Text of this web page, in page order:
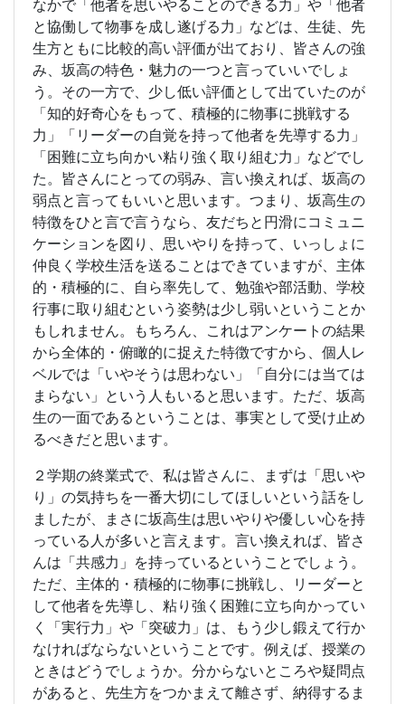
なかで「他者を思いやることのできる力」や「他者
と協働して物事を成し遂げる力」などは、生徒、先
生方ともに比較的高い評価が出ており、皆さんの強
み、坂高の特色・魅力の一つと言っていいでしょ
う。その一方で、少し低い評価として出ていたのが
「知的好奇心をもって、積極的に物事に挑戦する
力」「リーダーの自覚を持って他者を先導する力」
「困難に立ち向かい粘り強く取り組む力」などでし
た。皆さんにとっての弱み、言い換えれば、坂高の
弱点と言ってもいいと思います。つまり、坂高生の
特徴をひと言で言うなら、友だちと円滑にコミュニ
ケーションを図り、思いやりを持って、いっしょに
仲良く学校生活を送ることはできていますが、主体
的・積極的に、自ら率先して、勉強や部活動、学校
行事に取り組むという姿勢は少し弱いということか
もしれません。もちろん、これはアンケートの結果
から全体的・俯瞰的に捉えた特徴ですから、個人レ
ベルでは「いやそうは思わない」「自分には当ては
まらない」という人もいると思います。ただ、坂高
生の一面であるということは、事実として受け止め
るべきだと思います。
２学期の終業式で、私は皆さんに、まずは「思いや
り」の気持ちを一番大切にしてほしいという話をし
ましたが、まさに坂高生は思いやりや優しい心を持
っている人が多いと言えます。言い換えれば、皆さ
んは「共感力」を持っているということでしょう。
ただ、主体的・積極的に物事に挑戦し、リーダーと
して他者を先導し、粘り強く困難に立ち向かってい
く「実行力」や「突破力」は、もう少し鍛えて行か
なければならないということです。例えば、授業の
ときはどうでしょうか。分からないところや疑問点
があると、先生方をつかまえて離さず、納得するま